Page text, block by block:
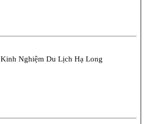
Kinh Nghiệm Du Lịch Hạ Long